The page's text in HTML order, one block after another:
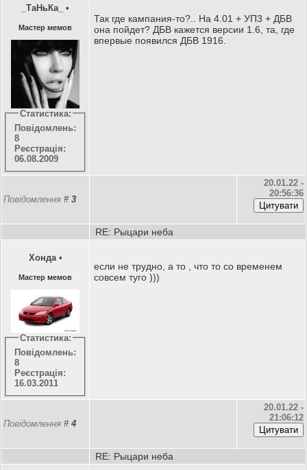
_ТаНьКа_ •
Мастер мемов
Статистика:
Повідомлень:
8
Реєстрація:
06.08.2009
Так где кампания-то?.. На 4.01 + УП3 + ДБВ
она пойдет? ДБВ кажется версии 1.6, та, где
впервые появился ДБВ 1916.
Повідомлення # 3
20.01.22 -
20:56:36
RE: Рыцари неба
Хонда •
Мастер мемов
Статистика:
Повідомлень:
8
Реєстрація:
16.03.2011
если не трудно, а то , что то со временем
совсем туго )))
Повідомлення # 4
20.01.22 -
21:06:12
RE: Рыцари неба